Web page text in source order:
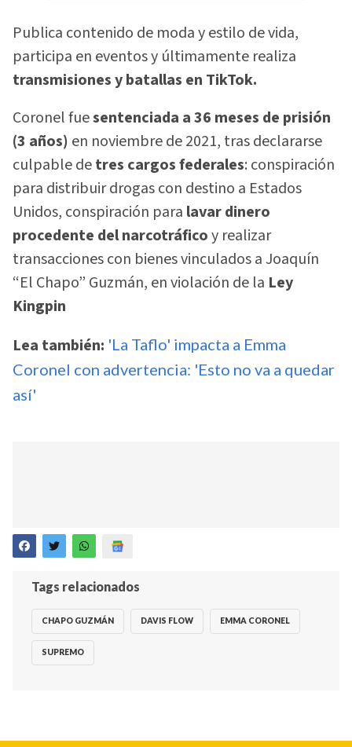
Publica contenido de moda y estilo de vida,
participa en eventos y últimamente realiza
transmisiones y batallas en TikTok.
Coronel fuesentenciada a 36 meses de prisión
(3 años) en noviembre de 2021, tras declararse
culpable detres cargos federales: conspiración
para distribuir drogas con destino a Estados
Unidos, conspiración para lavar dinero
procedente del narcotráficoy realizar
transacciones con bienes vinculados a Joaquín
“El Chapo” Guzmán, en violación de la Ley
Kingpin
Lea también: 'La Taflo' impacta a Emma
Coronel con advertencia: 'Esto no va a quedar
así'
Tags relacionados
CHAPO GUZMÁN DAVIS FLOW EMMA CORONEL
SUPREMO